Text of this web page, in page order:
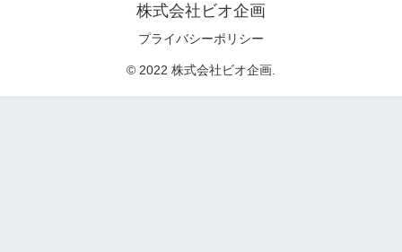
株式会社ビオ企画
プライバシーポリシー
© 2022 株式会社ビオ企画.